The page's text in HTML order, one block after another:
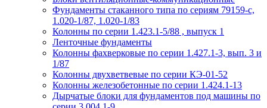
Фундаменты стаканного типа по сериям 79159-с,
1.020-1/87, 1.020-1/83
Колонны по серии 1.423.1-5/88 , выпуск 1
Ленточные фундаменты
Колонны фахверковые по серии 1.427.1-3, вып. 3 и
1/87
Колонны двухветвевые по серии КЭ-01-52
Колонны железобетонные по серии 1.424.1-13
Дырчатые блоки для фундаментов под машины по